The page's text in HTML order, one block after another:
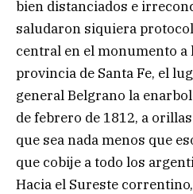
bien distanciados e
saludaron siquiera
central en el monumento a
provincia de Santa Fe, el
general Belgrano la
de febrero de 1812, a
que sea nada menos que
que cobije a todo los
Hacia el Sureste